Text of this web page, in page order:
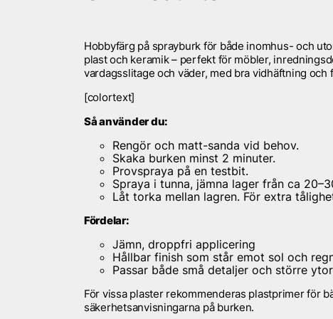
Hobbyfärg på sprayburk för både inomhus- och
plast och keramik – perfekt för möbler,
vardagsslitage och väder, med bra vidhäftning och
[colortext]
Så använder du:
Rengör och matt-sanda vid behov.
Skaka burken minst 2 minuter.
Provspraya på en testbit.
Spraya i tunna, jämna lager från ca
Låt torka mellan lagren. För extra
Fördelar:
Jämn, droppfri applicering
Hållbar finish som står emot sol och
Passar både små detaljer och större ytor
För vissa plaster rekommenderas plastprimer för
säkerhetsanvisningarna på burken.